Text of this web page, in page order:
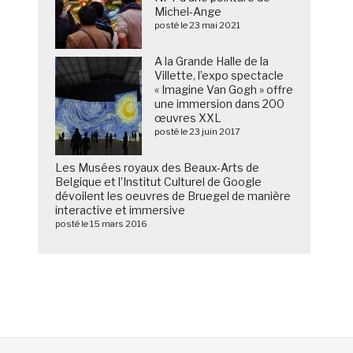
Michel-Ange
posté le 23 mai 2021
A la Grande Halle de la
Villette, l’expo spectacle
« Imagine Van Gogh » offre
une immersion dans 200
œuvres XXL
posté le 23 juin 2017
Les Musées royaux des Beaux-Arts de
Belgique et l’Institut Culturel de Google
dévoilent les oeuvres de Bruegel de manière
interactive et immersive
posté le 15 mars 2016